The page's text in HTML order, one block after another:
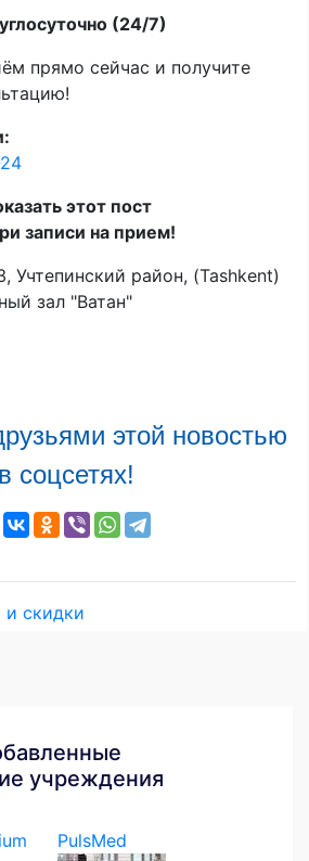
(24/7)
прямо сейчас и получите
этот пост
записи на прием!
Учтепинский район, (Tashkent)
зал "Ватан"
этой новостью
в соцсетях!
и скидки
учреждения
PulsMed